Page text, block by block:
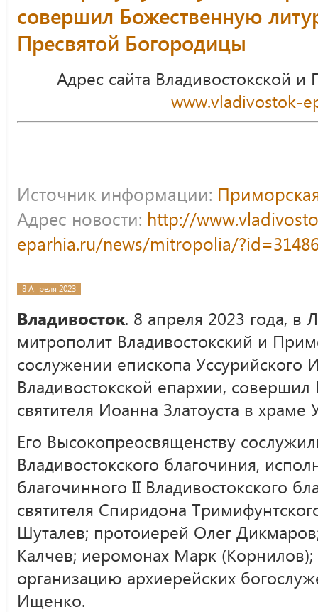
совершил Божественную
Пресвятой Богородицы
Адрес сайта Владивостокской
www.vladivostok-
Источник информации:
Адрес новости: http://
eparhia.ru/news/mitropolia/
8 Апреля 2023
Владивосток. 8 апреля 2023 года, в
митрополит Владивостокский и
сослужении епископа Уссурийского
Владивостокской епархии,
святителя Иоанна Златоуста в
Его Высокопреосвященству
Владивостокского благочиния,
благочинного II Владивостокского
святителя Спиридона
Шуталев; протоиерей Олег
Калчев; иеромонах Марк (Корнилов);
организацию архиерейских
Ищенко.